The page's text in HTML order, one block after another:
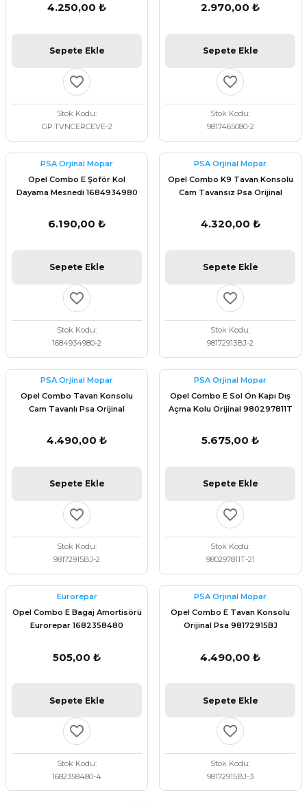
4.250,00 ₺
Sepete Ekle
Stok Kodu
GP.TVNCERCEVE-2
2.970,00 ₺
Sepete Ekle
Stok Kodu
9817465080-2
PSA Orjinal Mopar
Opel Combo E Şoför Kol
Dayama Mesnedi 1684934980
6.190,00 ₺
Sepete Ekle
Stok Kodu
1684934980-2
PSA Orjinal Mopar
Opel Combo K9 Tavan Konsolu
Cam Tavansız Psa Orijinal
4.320,00 ₺
Sepete Ekle
Stok Kodu
98172913BJ-2
PSA Orjinal Mopar
Opel Combo Tavan Konsolu
Cam Tavanlı Psa Orijinal
4.490,00 ₺
Sepete Ekle
Stok Kodu
98172915BJ-2
PSA Orjinal Mopar
Opel Combo E Sol Ön Kapı Dış
Açma Kolu Orijinal 980297811T
5.675,00 ₺
Sepete Ekle
Stok Kodu
980297811T-21
Eurorepar
Opel Combo E Bagaj Amortisörü
Eurorepar 1682358480
505,00 ₺
Sepete Ekle
Stok Kodu
1682358480-4
PSA Orjinal Mopar
Opel Combo E Tavan Konsolu
Orijinal Psa 98172915BJ
4.490,00 ₺
Sepete Ekle
Stok Kodu
98172915BJ-3